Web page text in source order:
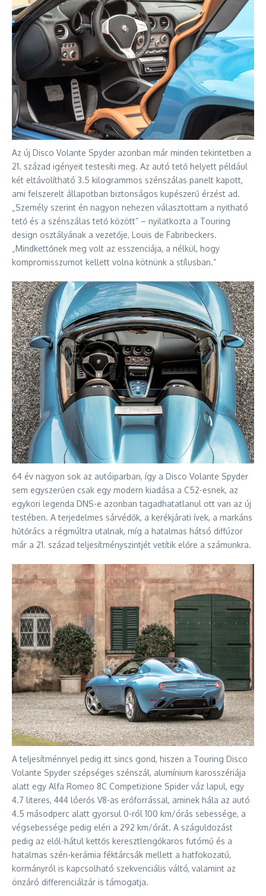
Az új Disco Volante Spyder azonban már minden tekintetben a
21. század igényeit testesíti meg. Az autó tető helyett például
két eltávolítható 3.5 kilogrammos szénszálas panelt kapott,
ami felszerelt állapotban biztonságos kupészerű érzést ad.
„Személy szerint én nagyon nehezen választottam a nyitható
tető és a szénszálas tető között” – nyilatkozta a Touring
design osztályának a vezetője, Louis de Fabribeckers.
„Mindkettőnek meg volt az esszenciája, a nélkül, hogy
kompromisszumot kellett volna kötnünk a stílusban.”
64 év nagyon sok az autóiparban, így a Disco Volante Spyder
sem egyszerűen csak egy modern kiadása a C52-esnek, az
egykori legenda DNS-e azonban tagadhatatlanul ott van az új
testében. A terjedelmes sárvédők, a kerékjárati ívek, a markáns
hűtőrács a régmúltra utalnak, míg a hatalmas hátsó diffúzor
már a 21. század teljesítményszintjét vetítik előre a számunkra.
A teljesítménnyel pedig itt sincs gond, hiszen a Touring Disco
Volante Spyder szépséges szénszál, alumínium karosszériája
alatt egy Alfa Romeo 8C Competizione Spider váz lapul, egy
4.7 literes, 444 lóerős V8-as erőforrással, aminek hála az autó
4.5 másodperc alatt gyorsul 0-ról 100 km/órás sebessége, a
végsebessége pedig eléri a 292 km/órát. A száguldozást
pedig az elől-hátul kettős keresztlengőkaros futómű és a
hatalmas szén-kerámia féktárcsák mellett a hatfokozatú,
kormányról is kapcsolható szekvenciális váltó, valamint az
önzáró differenciálzár is támogatja.